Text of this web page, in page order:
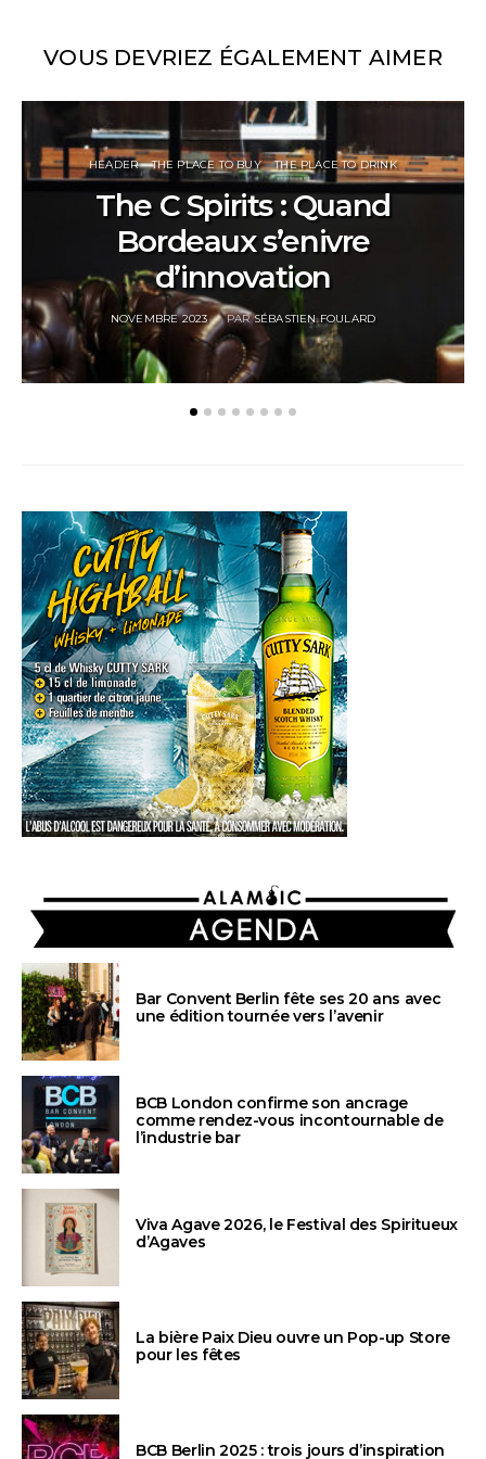
VOUS DEVRIEZ ÉGALEMENT AIMER
HEADER THE PLACE TO BUY THE PLACE TO DRINK
The C Spirits : Quand
Bordeaux s’enivre
d’innovation
POSTED
ON
NOVEMBRE 2023 PAR SÉBASTIEN FOULARD
AGENDA
Bar Convent Berlin fête ses 20 ans avec
une édition tournée vers l’avenir
BCB London confirme son ancrage
comme rendez-vous incontournable de
l’industrie bar
Viva Agave 2026, le Festival des Spiritueux
d’Agaves
La bière Paix Dieu ouvre un Pop-up Store
pour les fêtes
BCB Berlin 2025 : trois jours d’inspiration